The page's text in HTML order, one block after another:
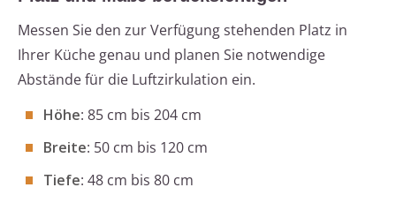
Messen Sie den zur Verfügung stehenden Platz in
Ihrer Küche genau und planen Sie notwendige
Abstände für die Luftzirkulation ein.
Höhe: 85 cm bis 204 cm
Breite: 50 cm bis 120 cm
Tiefe: 48 cm bis 80 cm